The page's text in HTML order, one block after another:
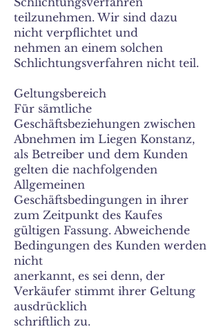
teilzunehmen. Wir sind dazu
nicht verpflichtet und
nehmen an einem solchen
Schlichtungsverfahren nicht teil.
Geltungsbereich
Für sämtliche
Geschäftsbeziehungen zwischen
Abnehmen im Liegen Konstanz,
als Betreiber und dem Kunden
gelten die nachfolgenden
Allgemeinen
Geschäftsbedingungen in ihrer
zum Zeitpunkt des Kaufes
gültigen Fassung. Abweichende
Bedingungen des Kunden werden
nicht
anerkannt, es sei denn, der
Verkäufer stimmt ihrer Geltung
ausdrücklich
schriftlich zu.